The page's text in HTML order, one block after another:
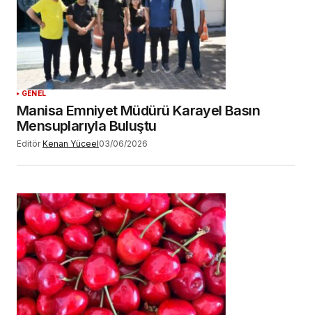
GENEL
Manisa Emniyet Müdürü Karayel Basın
Mensuplarıyla Buluştu
Editör Kenan Yüceel03/06/2026